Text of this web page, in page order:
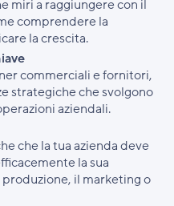
miri a raggiungere con il
comprendere la
la crescita.
commerciali e fornitori,
strategiche che svolgono
aziendali.
che la tua azienda deve
la sua
il marketing o